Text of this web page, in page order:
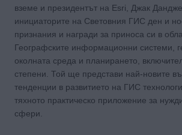
вземе и президентът на Esri, Джак
инициаторите на Световния ГИС ден и
признания и награди за приноса си в
Географските информационни системи,
околната среда и планирането,
степени. Той ще представи най-новите
тенденции в развитието на ГИС
тяхното практическо приложение за
сфери.